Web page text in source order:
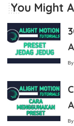
You Might
By
By